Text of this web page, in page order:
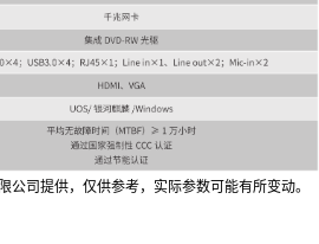
公司提供，仅供参考，实际参数可能有所变动。